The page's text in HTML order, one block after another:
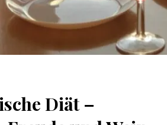
Diät –